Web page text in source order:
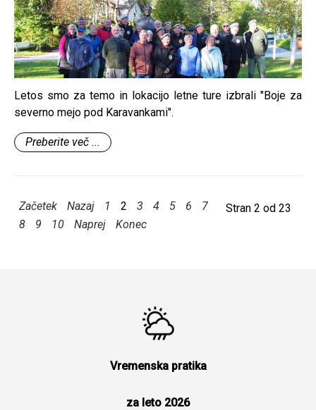
Letos smo za temo in lokacijo letne ture izbrali "Boje za
severno mejo pod Karavankami".
Preberite več ...
Stran 2 od 23
Začetek Nazaj 1 2 3 4 5 6
7
8
9 10 Naprej Konec
Vremenska pratika
za leto 2026